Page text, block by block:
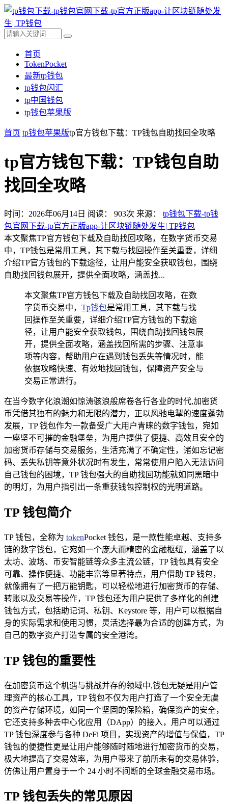
首页
TokenPocket
最新tp钱包
tp钱包闪汇
tp中国钱包
tp钱包苹果版
首页 tp钱包苹果版tp官方钱包下载：TP钱包自助找回全攻略
tp官方钱包下载：TP钱包自助
找回全攻略
时间：2026年06月14日 阅读： 903次 来源： tp钱包下载-tp钱
包官网下载-tp官方正版app-让区块链随处发生| TP钱包
本文聚焦TP官方钱包下载及自助找回攻略，在数字货币交易
中，TP钱包是常用工具，其下载与找回操作至关重要，详细
介绍TP官方钱包的下载途径，让用户能安全获取钱包，围绕
自助找回钱包展开，提供全面攻略，涵盖找...
本文聚焦TP官方钱包下载及自助找回攻略，在数
字货币交易中， Tp钱包是常用工具，其下载与找
回操作至关重要，详细介绍TP官方钱包的下载途
径，让用户能安全获取钱包，围绕自助找回钱包展
开，提供全面攻略，涵盖找回所需的步骤、注意事
项等内容，帮助用户在遇到钱包丢失等情况时，能
依据攻略快速、有效地找回钱包，保障资产安全与
交易正常进行。
在当今数字化浪潮如惊涛骇浪般席卷各行各业的时代,加密货
币凭借其独有的魅力和无限的潜力，正以风驰电掣的速度蓬勃
发展，TP 钱包作为一款备受广大用户青睐的数字钱包，宛如
一座坚不可摧的金融堡垒，为用户提供了便捷、高效且安全的
加密货币存储与交易服务，生活充满了不确定性，诸如忘记密
码、丢失私钥等意外状况时有发生，常常使用户陷入无法访问
自己钱包的困境，TP 钱包强大的自助找回功能就如同黑暗中
的明灯，为用户指引出一条重获钱包控制权的光明道路。
TP 钱包简介
TP 钱包，全称为 tokenPocket 钱包，是一款性能卓越、支持多
链的数字钱包，它宛如一个庞大而精密的金融枢纽，涵盖了以
太坊、波场、币安智能链等众多主流公链，TP 钱包具有安全
可靠、操作便捷、功能丰富等显著特点，用户借助 TP 钱包，
就像拥有了一把万能钥匙，可以轻松地进行加密货币的存储、
转账以及交易等操作，TP 钱包还为用户提供了多样化的创建
钱包方式，包括助记词、私钥、Keystore 等，用户可以根据自
身的实际需求和使用习惯，灵活选择最为合适的创建方式，为
自己的数字资产打造专属的安全港湾。
TP 钱包的重要性
在加密货币这个机遇与挑战并存的领域中,钱包无疑是用户管
理资产的核心工具，TP 钱包不仅为用户打造了一个安全无虞
的资产存储环境，如同一个坚固的保险箱，确保资产的安全，
它还支持多种去中心化应用（DApp）的接入，用户可以通过
TP 钱包深度参与各种 DeFi 项目，实现资产的增值与保值，TP
钱包的便捷性更是让用户能够随时随地进行加密货币的交易，
极大地提高了交易效率，为用户带来了前所未有的交易体验，
仿佛让用户置身于一个 24 小时不间断的全球金融交易市场。
TP 钱包丢失的常见原因